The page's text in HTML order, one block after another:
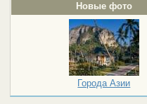
Новые фото
Города Азии